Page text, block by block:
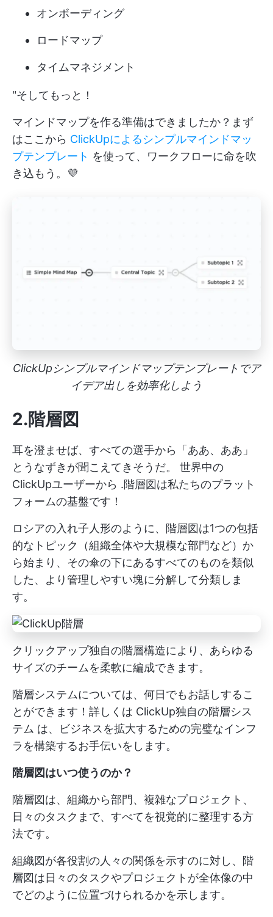
オンボーディング
ロードマップ
タイムマネジメント
"そしてもっと！
マインドマップを作る準備はできましたか？まず
はここから ClickUpによるシンプルマインドマッ
プテンプレート を使って、ワークフローに命を吹
き込もう。💜
ClickUpシンプルマインドマップテンプレートでア
イデア出しを効率化しよう
2.階層図
耳を澄ませば、すべての選手から「ああ、ああ」
とうなずきが聞こえてきそうだ。 世界中の
ClickUpユーザーから .階層図は私たちのプラット
フォームの基盤です！
ロシアの入れ子人形のように、階層図は1つの包括
的なトピック（組織全体や大規模な部門など）か
ら始まり、その傘の下にあるすべてのものを類似
した、より管理しやすい塊に分解して分類しま
す。
クリックアップ独自の階層構造により、あらゆる
サイズのチームを柔軟に編成できます。
階層システムについては、何日でもお話しするこ
とができます！詳しくは ClickUp独自の階層シス
テム は、ビジネスを拡大するための完璧なインフ
ラを構築するお手伝いをします。
階層図はいつ使うのか？
階層図は、組織から部門、複雑なプロジェクト、
日々のタスクまで、すべてを視覚的に整理する方
法です。
組織図が各役割の人々の関係を示すのに対し、階
層図は日々のタスクやプロジェクトが全体像の中
でどのように位置づけられるかを示します。